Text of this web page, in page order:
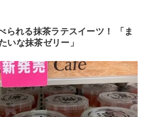
られる抹茶ラテスイーツ！ 「ま
いな抹茶ゼリー」